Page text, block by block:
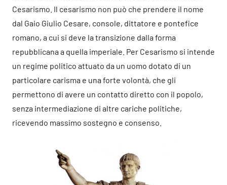
Cesarismo. Il cesarismo non può che prendere il nome
dal Gaio Giulio Cesare, console, dittatore e pontefice
romano, a cui si deve la transizione dalla forma
repubblicana a quella imperiale. Per Cesarismo si intende
un regime politico attuato da un uomo dotato di un
particolare carisma e una forte volontà, che gli
permettono di avere un contatto diretto con il popolo,
senza intermediazione di altre cariche politiche,
ricevendo massimo sostegno e consenso.